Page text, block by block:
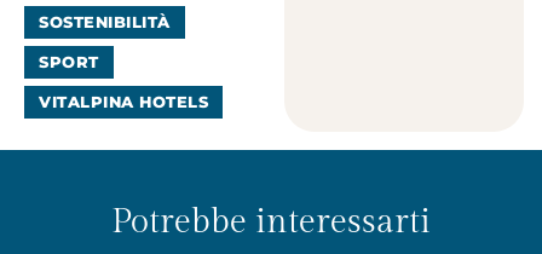
SOSTENIBILITÀ
SPORT
VITALPINA HOTELS
Potrebbe interessarti